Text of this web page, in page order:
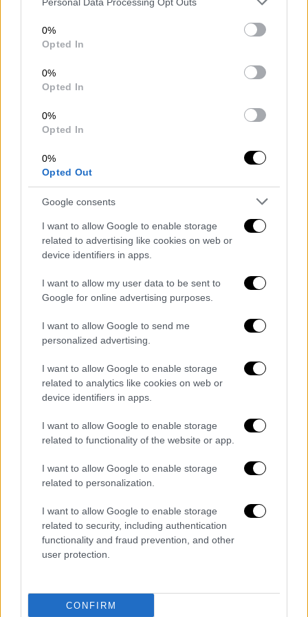
not limited to your visit or usage behaviour. You may click to
grant or deny consent to Google and its third-party tags to
consent section.
0%
Opted In
0%
Opted In
0%
Opted In
0%
Opted Out
Google consents
I want to allow Google to enable storage
related to advertising like cookies on web or
device identifiers in apps.
I want to allow my user data to be sent to
Google for online advertising purposes.
I want to allow Google to send me
personalized advertising.
I want to allow Google to enable storage
related to analytics like cookies on web or
device identifiers in apps.
I want to allow Google to enable storage
related to functionality of the website or app.
I want to allow Google to enable storage
related to personalization.
I want to allow Google to enable storage
related to security, including authentication
functionality and fraud prevention, and other
user protection.
CONFIRM
Τον Akyla συνόδευσαν
ο creative director
Φωκάς Ευαγγελινός, καθώς και οι Παρθένα
Χοροζίδου, Μιχάλης Μιχαηλίδης, Χρίστος
Νικολάου και Κωνσταντίνος Μακρυπίδης
Wiener Stadthalle.
View this post on Instagram
Το εντυπωσιακό Τιρκουάζ Χαλί απλώθηκε
φέτος από το Burgtheater,
εθνικό θέατρο της αυστριακής
πρωτεύουσας, έως το Δημαρχείο της
Βιέννης, μετατρέποντας το κέντρο της
πόλης σε μια μεγάλη σκηνή
Διαγωνισμού, οι αντιπροσωπείες των 35